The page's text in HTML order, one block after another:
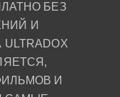
БЕЗ
И
И